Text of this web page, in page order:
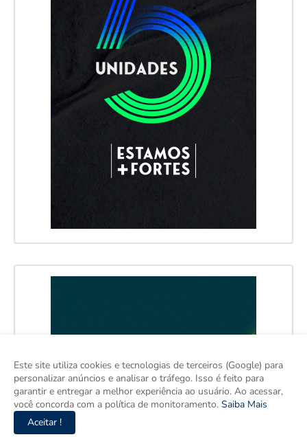
Este site utiliza cookies e tecnologias de terceiros (Google) para
personalizar anúncios e analisar o tráfego. Isso é feito para
garantir e entregar a melhor experiência ao usuário. Ao acessar,
você concorda com a política de monitoramento. Saiba Mais
Aceitar !